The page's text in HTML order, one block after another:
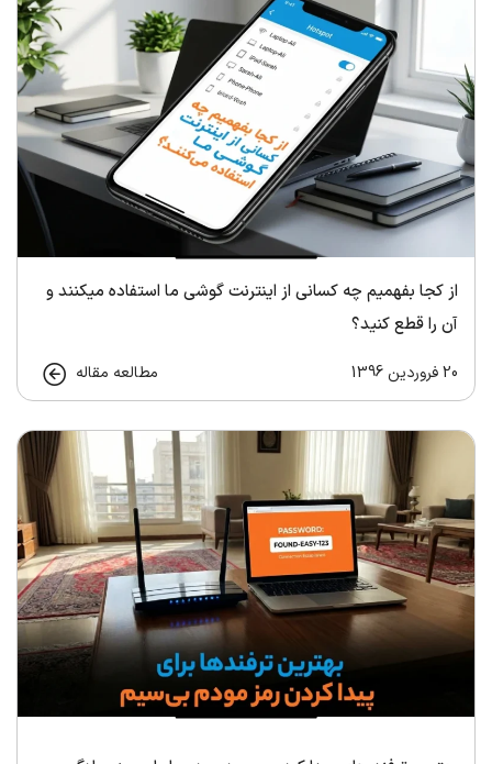
از کجا بفهمیم چه کسانی از اینترنت گوشی ما استفاده میکنند و
آن را قطع کنید؟
20 فروردین 1396 مطالعه مقاله